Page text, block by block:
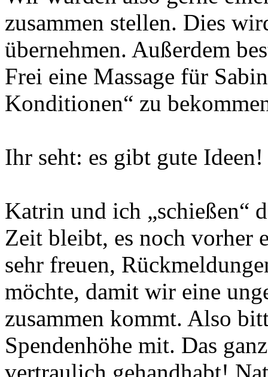
zusammen stellen. Dies
übernehmen. Außerdem
Frei eine Massage für
Konditionen“ zu
Ihr seht: es gibt gute Ideen!
Katrin und ich „schießen“
Zeit bleibt, es noch vorher
sehr freuen,
möchte, damit wir eine
zusammen kommt. Also
Spendenhöhe mit. Das
vertraulich gehandhabt!